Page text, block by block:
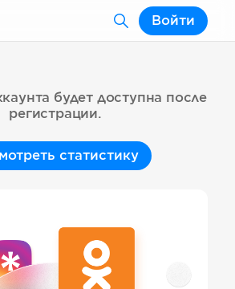
Войти
будет доступна после
регистрации.
статистику